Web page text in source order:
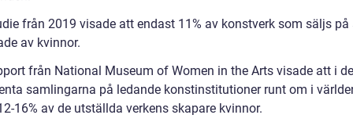
från 2019 visade att endast 11% av konstverk som säljs
av kvinnor.
från National Museum of Women in the Arts visade att i de
samlingarna på ledande konstinstitutioner runt om i
16% av de utställda verkens skapare kvinnor.